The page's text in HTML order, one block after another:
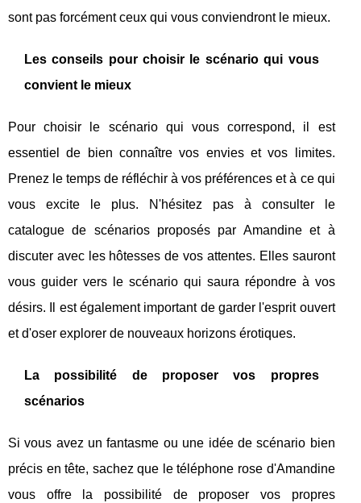
sont pas forcément ceux qui vous conviendront le mieux.
Les conseils pour choisir le scénario qui vous
convient le mieux
Pour choisir le scénario qui vous correspond, il est
essentiel de bien connaître vos envies et vos limites.
Prenez le temps de réfléchir à vos préférences et à ce qui
vous excite le plus. N'hésitez pas à consulter le
catalogue de scénarios proposés par Amandine et à
discuter avec les hôtesses de vos attentes. Elles sauront
vous guider vers le scénario qui saura répondre à vos
désirs. Il est également important de garder l'esprit ouvert
et d'oser explorer de nouveaux horizons érotiques.
La possibilité de proposer vos propres
scénarios
Si vous avez un fantasme ou une idée de scénario bien
précis en tête, sachez que le téléphone rose d'Amandine
vous offre la possibilité de proposer vos propres